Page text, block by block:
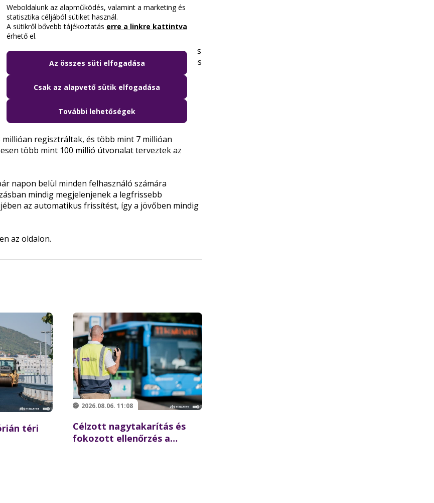
applikációval kapcsolatos elégedettségét, és
több új funkcióval is frissítette az alkalmazást,
bevezette a felszállok gombot, amely a gyors
is elérhetővé váltak az útvonaljavaslatok, és
van oldalirányban lapozni a részletes útitervek
alternatívák.
a szakma is időről időre értékeli. Az alkalmazás
Magyar Marketing Szövetségtől, idén ráadásul
magyar fejlesztésű alkalmazást átlagosan 1,4
regisztráltak, és több mint 7 millióan
több mint 100 millió útvonalat terveztek az
napon belül minden felhasználó számára
mindig megjelenjenek a legfrissebb
az automatikus frissítést, így a jövőben mindig
az oldalon.
téri
2026.08.06. 11:08
Célzott nagytakarítás és
fokozott ellenőrzés a
Weboldalunk az alapműködés, valamint a marketing és
statisztika céljából sütiket használ.
A sütikről bővebb tájékoztatás erre a linkre kattintva
érhető el.
Az összes süti elfogadása
Csak az alapvető sütik elfogadása
További lehetőségek